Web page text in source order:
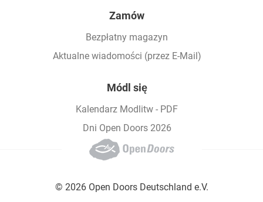
Zamów
Bezpłatny magazyn
Aktualne wiadomości (przez E-Mail)
Módl się
Kalendarz Modlitw - PDF
Dni Open Doors 2026
© 2026 Open Doors Deutschland e.V.